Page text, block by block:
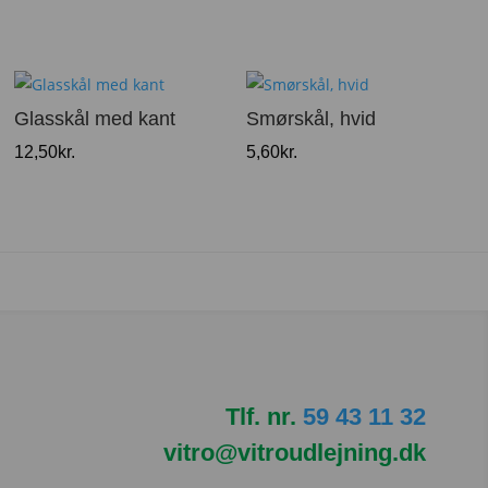
Glasskål med kant
12,50kr.
Smørskål, hvid
5,60kr.
Tlf. nr. 59 43 11 32
vitro@vitroudlejning.dk